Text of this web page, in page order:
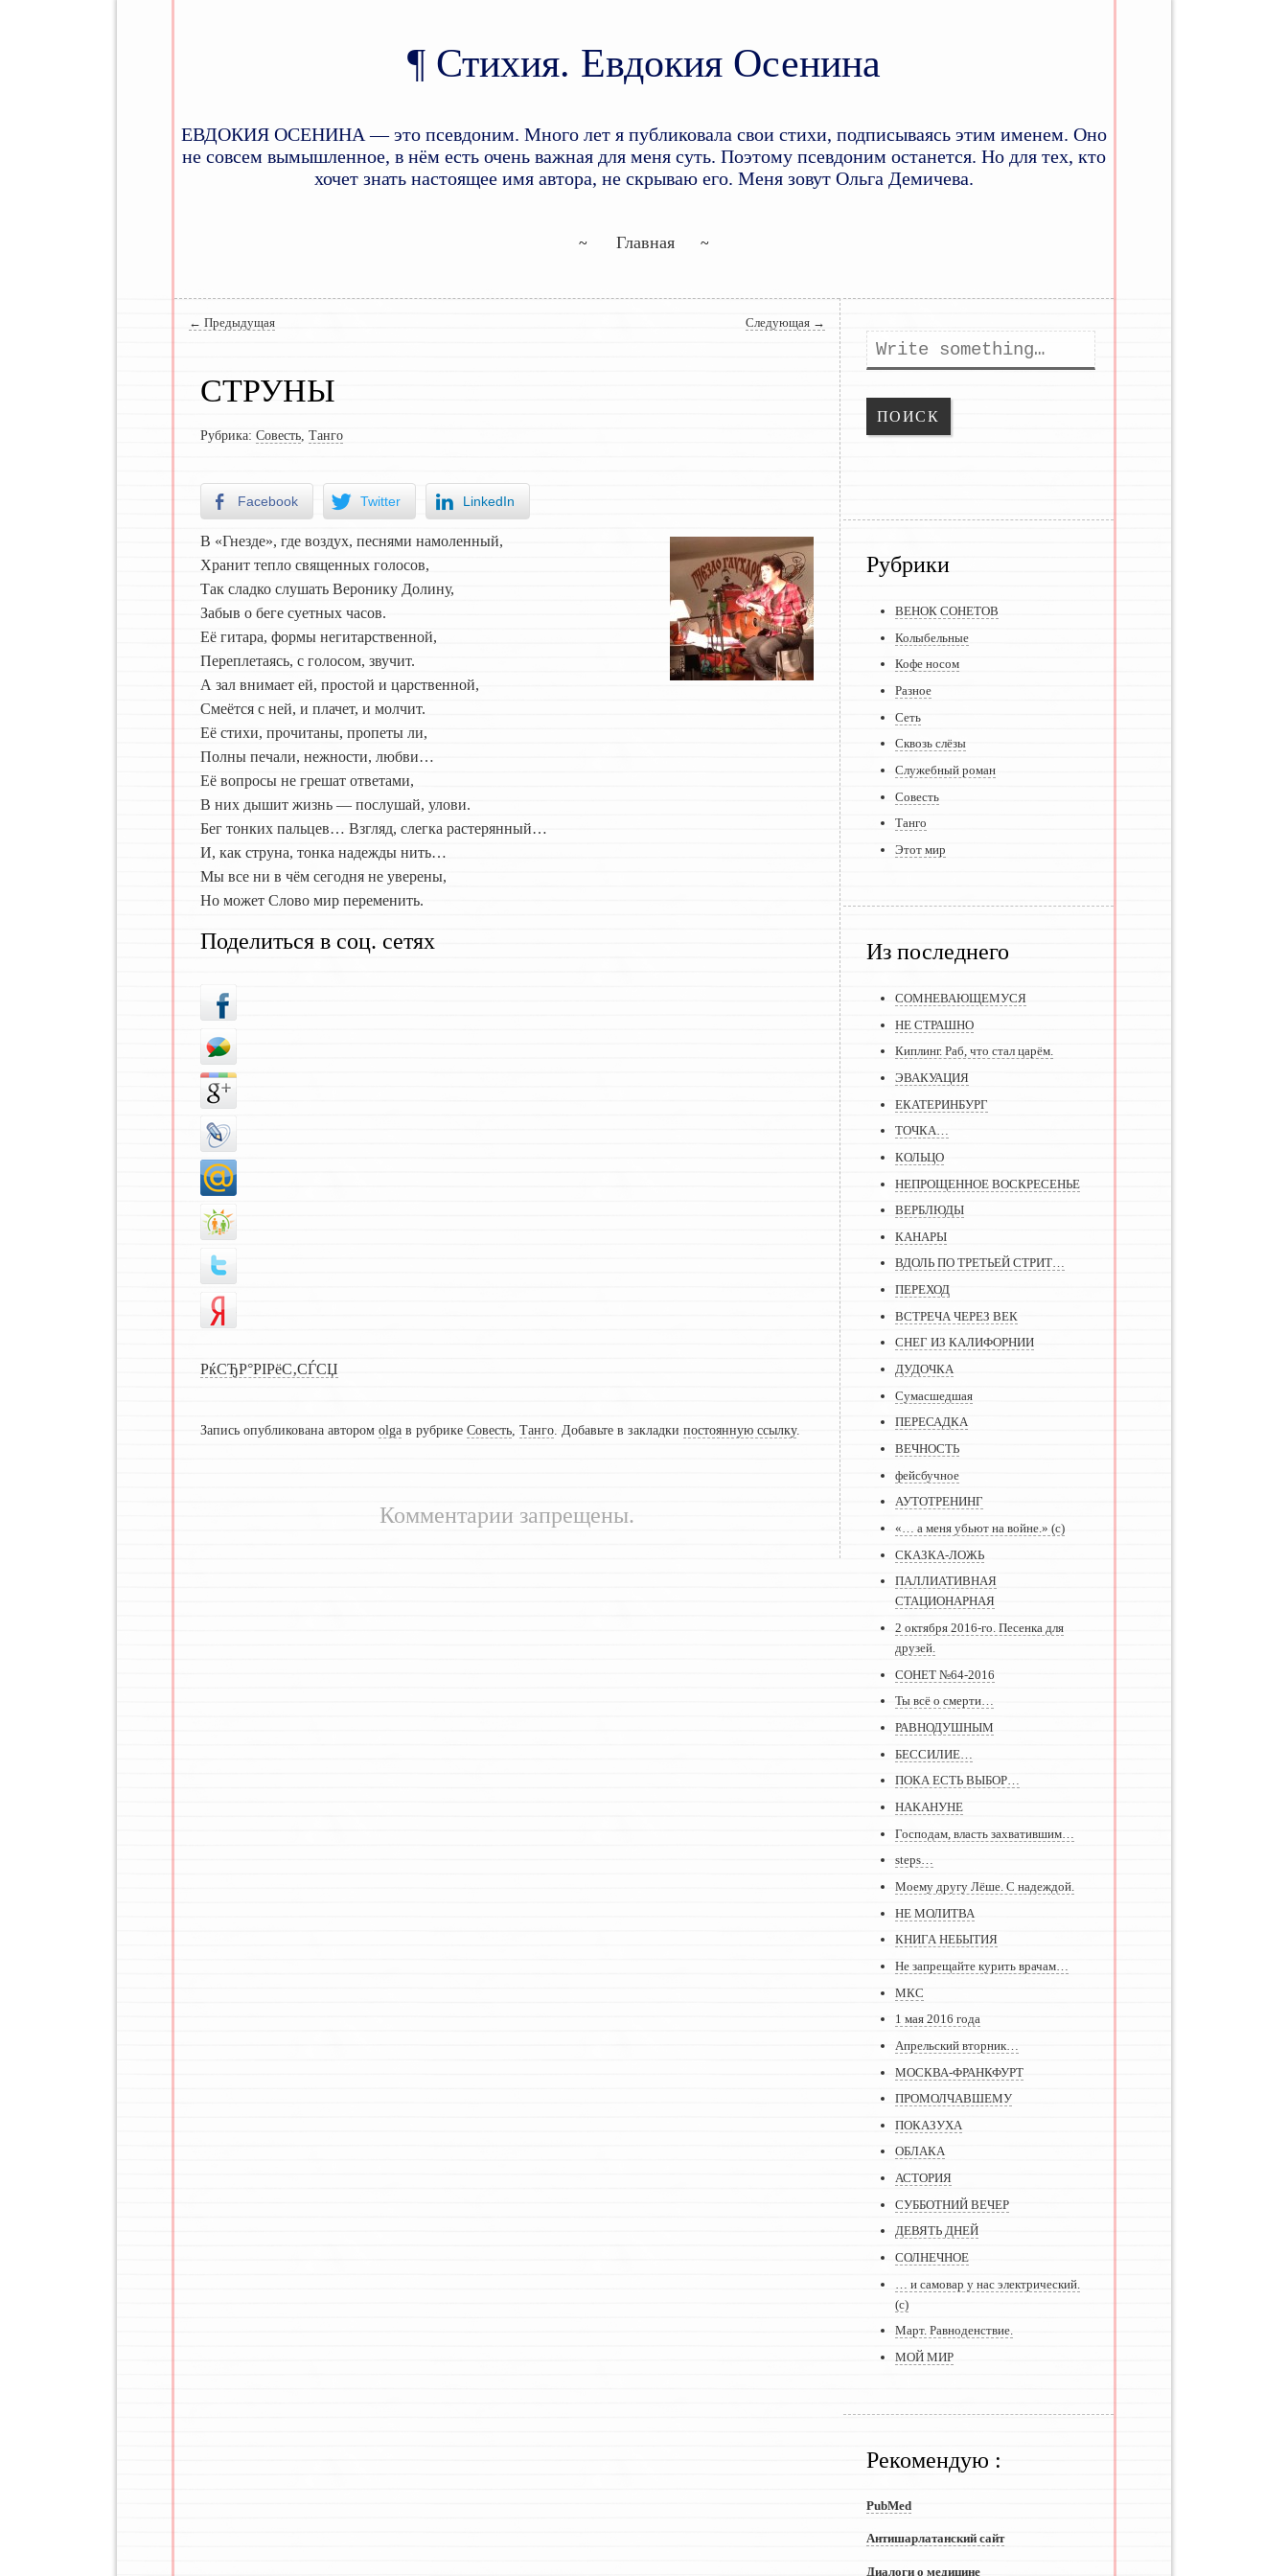
Стихия. Евдокия Осенина
ЕВДОКИЯ ОСЕНИНА — это псевдоним. Много лет я публиковала свои стихи, подписываясь этим именем. Оно
не совсем вымышленное, в нём есть очень важная для меня суть. Поэтому псевдоним останется. Но для тех, кто
хочет знать настоящее имя автора, не скрываю его. Меня зовут Ольга Демичева.
Перейти к основному содержимому
Перейти к дополнительному содержимому
Главная
Навигация по записям
← Предыдущая Следующая →
СТРУНЫ
Рубрика: Совесть, Танго
Facebook Twitter LinkedIn
В «Гнезде», где воздух, песнями намоленный,
Хранит тепло священных голосов,
Так сладко слушать Веронику Долину,
Забыв о беге суетных часов.
Её гитара, формы негитарственной,
Переплетаясь, с голосом, звучит.
А зал внимает ей, простой и царственной,
Смеётся с ней, и плачет, и молчит.
Её стихи, прочитаны, пропеты ли,
Полны печали, нежности, любви…
Её вопросы не грешат ответами,
В них дышит жизнь — послушай, улови.
Бег тонких пальцев… Взгляд, слегка растерянный…
И, как струна, тонка надежды нить…
Мы все ни в чём сегодня не уверены,
Но может Слово мир переменить.
Поделиться в соц. сетях
РќСЂР°РІРёС‚СЃСЏ
Запись опубликована автором olgaв рубрике Совесть, Танго. Добавьте в закладки постоянную ссылку.
Комментарии запрещены.
Поиск
Рубрики
ВЕНОК СОНЕТОВ
Колыбельные
Кофе носом
Разное
Сеть
Сквозь слёзы
Служебный роман
Совесть
Танго
Этот мир
Из последнего
СОМНЕВАЮЩЕМУСЯ
НЕ СТРАШНО
Киплинг. Раб, что стал царём.
ЭВАКУАЦИЯ
ЕКАТЕРИНБУРГ
ТОЧКА…
КОЛЬЦО
НЕПРОЩЕННОЕ ВОСКРЕСЕНЬЕ
ВЕРБЛЮДЫ
КАНАРЫ
ВДОЛЬ ПО ТРЕТЬЕЙ СТРИТ…
ПЕРЕХОД
ВСТРЕЧА ЧЕРЕЗ ВЕК
СНЕГ ИЗ КАЛИФОРНИИ
ДУДОЧКА
Сумасшедшая
ПЕРЕСАДКА
ВЕЧНОСТЬ
фейсбучное
АУТОТРЕНИНГ
«… а меня убьют на войне.» (с)
СКАЗКА-ЛОЖЬ
ПАЛЛИАТИВНАЯ
СТАЦИОНАРНАЯ
2 октября 2016-го. Песенка для
друзей.
СОНЕТ №64-2016
Ты всё о смерти…
РАВНОДУШНЫМ
БЕССИЛИЕ…
ПОКА ЕСТЬ ВЫБОР…
НАКАНУНЕ
Господам, власть захватившим…
steps…
Моему другу Лёше. С надеждой.
НЕ МОЛИТВА
КНИГА НЕБЫТИЯ
Не запрещайте курить врачам…
МКС
1 мая 2016 года
Апрельский вторник…
МОСКВА-ФРАНКФУРТ
ПРОМОЛЧАВШЕМУ
ПОКАЗУХА
ОБЛАКА
АСТОРИЯ
СУББОТНИЙ ВЕЧЕР
ДЕВЯТЬ ДНЕЙ
СОЛНЕЧНОЕ
… и самовар у нас электрический.
(с)
Март. Равноденствие.
МОЙ МИР
Рекомендую :
PubMed
Антишарлатанский сайт
Диалоги о медицине